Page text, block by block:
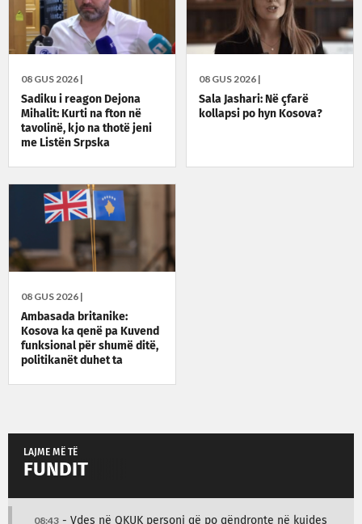
08 GUS 2026 |
Sadiku i reagon Dejona
Mihalit: Kurti na fton në
tavolinë, kjo na thotë jeni
me Listën Srpska
08 GUS 2026 |
Sala Jashari: Në çfarë
kollapsi po hyn Kosova?
08 GUS 2026 |
Ambasada britanike:
Kosova ka qenë pa Kuvend
funksional për shumë ditë,
politikanët duhet ta
LAJME MË TË
FUNDIT
08:43 - Vdes në QKUK personi që po qëndronte në kujdes